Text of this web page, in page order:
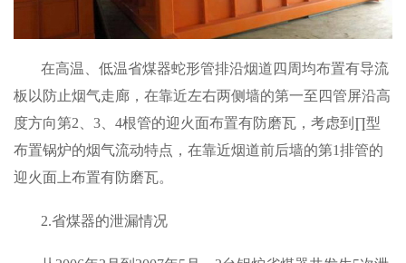
在高温、低温省煤器蛇形管排沿烟道四周均布置有导流
板以防止烟气走廊，在靠近左右两侧墙的第一至四管屏沿高
度方向第2、3、4根管的迎火面布置有防磨瓦，考虑到∏型
布置锅炉的烟气流动特点，在靠近烟道前后墙的第1排管的
迎火面上布置有防磨瓦。
2.省煤器的泄漏情况